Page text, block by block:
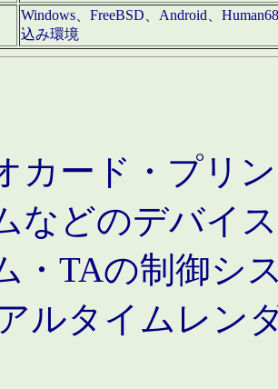
Windows、FreeBSD、Android、
込み環境
カード・プリ
などのデバイ
・TAの制御シ
ルタイムレン